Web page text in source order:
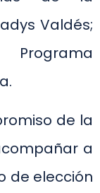
Valdés;
de la
a
de elección